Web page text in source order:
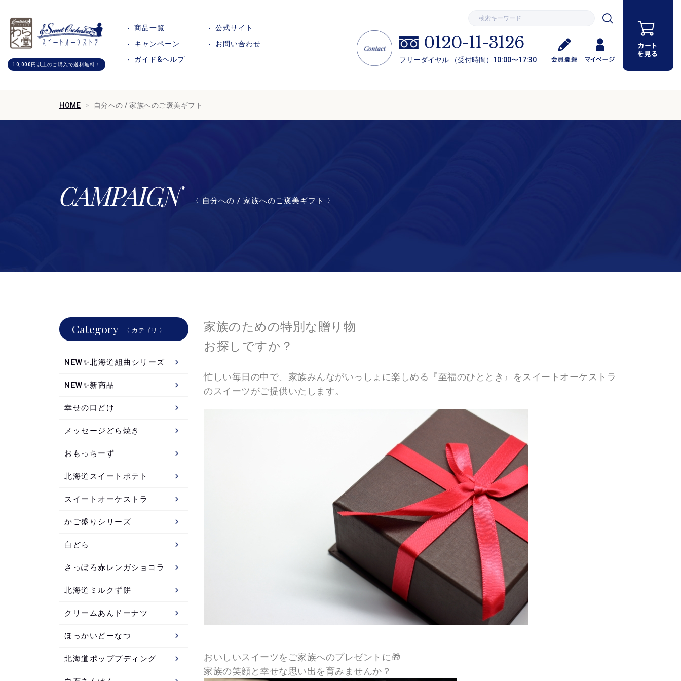
10,000円以上のご購入で送料無料！
商品一覧
公式サイト
キャンペーン
お問い合わせ
ガイド&ヘルプ
0120-11-3126
フリーダイヤル （受付時間）10:00〜17:30
HOME 自分への / 家族へのご褒美ギフト
CAMPAIGN 〈 自分への / 家族へのご褒美ギフト 〉
家族のための特別な贈り物
お探しですか？
忙しい毎日の中で、家族みんながいっしょに楽しめる『至福のひととき』をスイートオーケストラ
のスイーツがご提供いたします。
おいしいスイーツをご家族へのプレゼントに🎁
家族の笑顔と幸せな思い出を育みませんか？
Category 〈 カテゴリ 〉
NEW✨北海道組曲シリーズ
NEW✨新商品
幸せの口どけ
メッセージどら焼き
おもっちーず
北海道スイートポテト
スイートオーケストラ
かご盛りシリーズ
白どら
さっぽろ赤レンガショコラ
北海道ミルクず餅
クリームあんドーナツ
ほっかいどーなつ
北海道ポッププディング